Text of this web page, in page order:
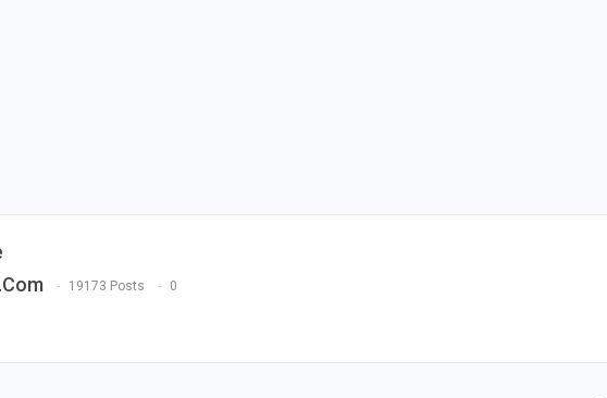
19173 Posts 0